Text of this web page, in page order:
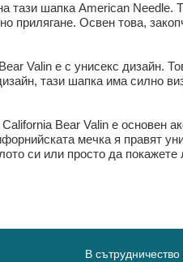
тази шапка American
прилягане. Освен това,
Valin е с унисекс дизайн.
тази шапка има силно
Bear Valin е основен
мечка я правят
си или просто да
В сътрудничество